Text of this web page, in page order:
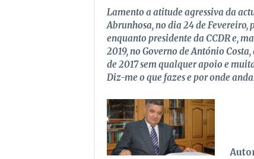
Lamento a atitude agressiva da
Abrunhosa, no dia 24 de
enquanto presidente da CCDR e,
2019, no Governo de António
de 2017 sem qualquer apoio e
Diz-me o que fazes e por onde